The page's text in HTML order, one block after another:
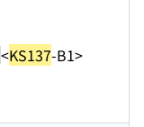
<KS137-B1>